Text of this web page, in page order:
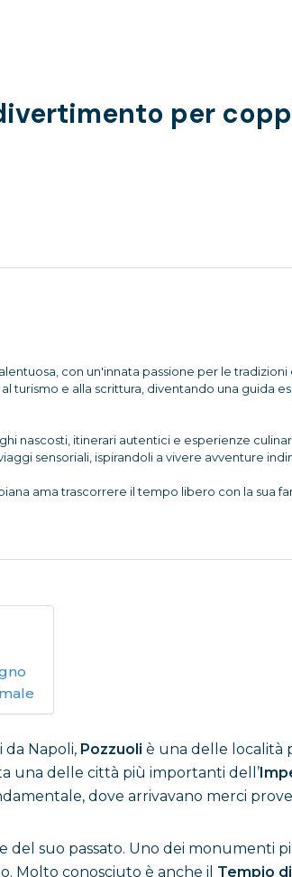
per
con un'innata passione per le
turismo e alla scrittura, diventando una guida
nascosti, itinerari autentici e esperienze
sensoriali, ispirandoli a vivere avventure
ama trascorrere il tempo libero con la sua
da Napoli, Pozzuoli è una delle località
una delle città più importanti dell’
dove arrivavano merci
suo passato. Uno dei monumenti
Molto conosciuto è anche il Tempio